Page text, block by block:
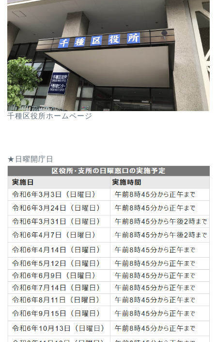
千種区役所ホームページ
★日曜開庁日